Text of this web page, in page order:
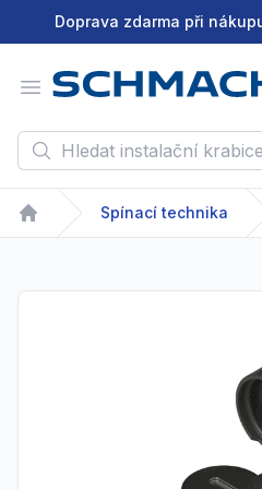
Doprava zdarma při
Open menu
Hledat instalační krabice,
Home
Spínací technika